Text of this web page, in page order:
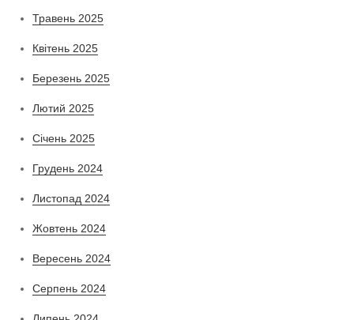
Травень 2025
Квітень 2025
Березень 2025
Лютий 2025
Січень 2025
Грудень 2024
Листопад 2024
Жовтень 2024
Вересень 2024
Серпень 2024